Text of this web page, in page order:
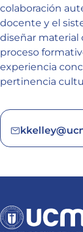
colaboración
docente y el
diseñar material
proceso
experiencia
pertinencia